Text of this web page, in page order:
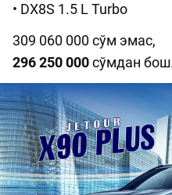
• DX8S 1.5 L Turbo
309 060 000 сўм эмас,
296 250 000сўмдан